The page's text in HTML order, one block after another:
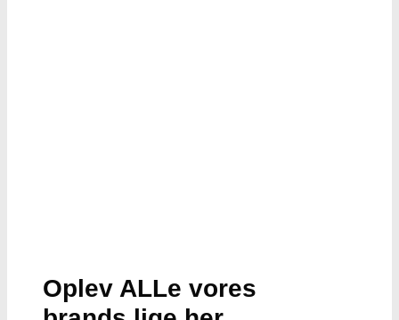
Oplev ALLe vores